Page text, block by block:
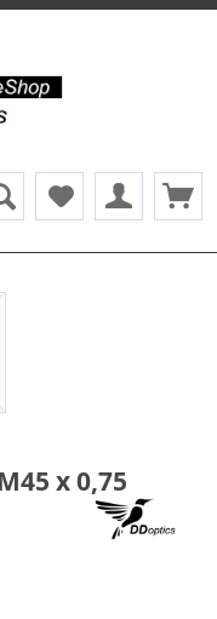
x 0,75